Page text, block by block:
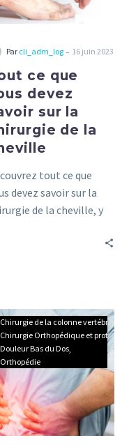
sur
la
cheville
Par cli_adm_log - 16 juin 2023
ce que
devez
sur la
de la
tout ce que
devez savoir sur la
de la cheville, y
les temps de
Des
Conseils
pour
Soulager
la
Douleur
Bas
du
Chirurgie de la colonne vertébrale
Chirurgie Orthopédique et
Douleur Bas du Dos
Orthopédie